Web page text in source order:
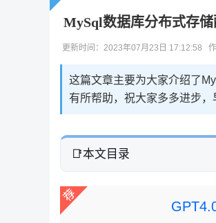
MySql数据库分布式存
更新时间：2023年07月23日 17:12:58
这篇文章主要为大家介绍了
有所帮助，祝大家多多进步，
本文目录